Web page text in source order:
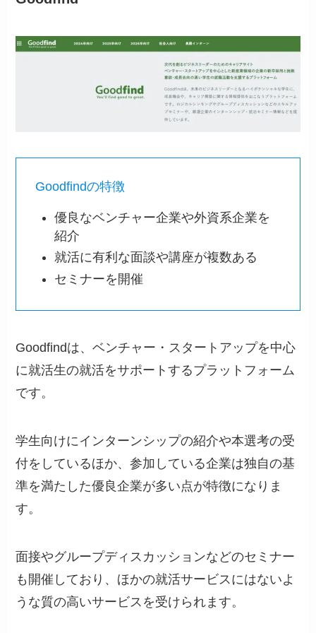
Goodfindの特徴
優良なベンチャー企業や外資系企業を
紹介
就活に有利な面談や講座が複数ある
セミナーを開催
Goodfindは、ベンチャー・スタートアップを中心
に就活生の就活をサポートするプラットフォーム
です。
学生向けにインターンシップの紹介や本選考の受
付をしているほか、参加している企業は独自の基
準を満たした優良企業が多い点が特徴になりま
す。
面接やグループディスカッションなどのセミナー
も開催しており、ほかの就活サービスにはないよ
うな質の高いサービスを受けられます。